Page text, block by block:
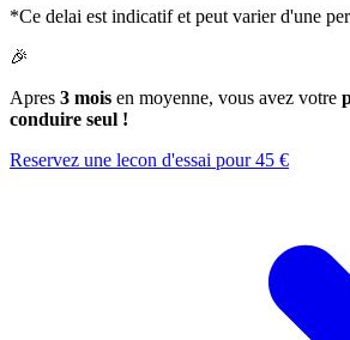
*Ce delai est indicatif et peut varier d'une
🎉
Apres 3 mois en moyenne, vous avez votre
conduire seul !
Reservez une lecon d'essai pour 45 €